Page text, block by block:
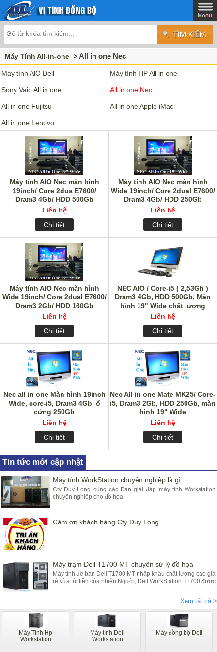
Máy Tính All-in-one All in one Nec
Máy tính AlO Dell Máy tính HP All in one
Sony Vaio All in one All in one Nec
All in one Fujitsu All in one Apple iMac
All in one Lenovo
Máy tính AIO Nec màn hình
19inch/ Core 2dua E7600/
Dram3 4Gb/ HDD 500Gb
Liên hệ
Chi tiết
Máy tính AIO Nec màn hình
Wide 19inch/ Core 2dual E7600/
Dram3 4Gb/ HDD 250Gb
Liên hệ
Chi tiết
Máy tính AIO Nec màn hình
Wide 19inch/ Core 2dual E7600/
Dram3 2Gb/ HDD 160Gb
Liên hệ
Chi tiết
NEC AIO / Core-i5 ( 2,53Gh )
Dram3 4Gb, HDD 500Gb, Màn
hình 19" Wide chất lượng
Liên hệ
Chi tiết
Nec all in one Màn hình 19inch
Wide, core-i5, Dram3 4Gb, ổ
cứng 250Gb
Liên hệ
Chi tiết
Nec All in one Mate MK25/ Core-
i5, Dram3 2Gb, HDD 250Gb, màn
hình 19" Wide
Liên hệ
Chi tiết
Tin tức mới cập nhật
Máy tính WorkStation chuyên nghiệp là gì
Cty Duy Long cùng các Bạn giải đáp máy tính Workstation
chuyên nghiệp cho đồ họa
Cám ơn khách hàng Cty Duy Long
Máy trạm Dell T1700 MT chuyên sử lý đồ họa
Máy tính để bàn Dell T1700 MT nhập khẩu chất lượng cao giá
rẻ vừa túi tiền của nhiều Người, Dell WorkStation T1700 được
Xem tất cả >
Máy Tính Hp
Workstation
Máy tính Dell
Workstation
Máy đồng bộ Dell